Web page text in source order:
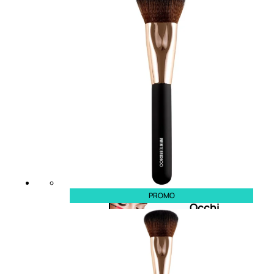
Bb E Cc Cream
Matita Occhi
Matita Sopracciglia
Mascara
Eyeliner
Rossetto
Matita Labbra
Occhi
Palette
PROMO